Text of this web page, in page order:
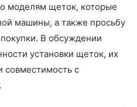
моделям щеток, которые
машины, а также просьбу
В обсуждении
установки щеток, их
совместимость с